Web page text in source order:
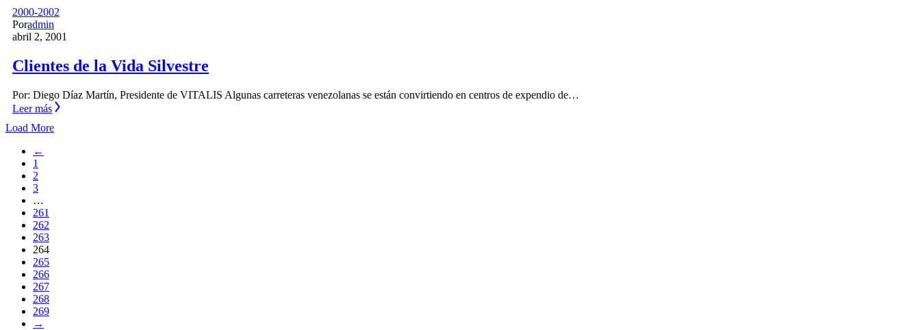
2000-2002
Poradmin
abril 2, 2001
Clientes de la Vida Silvestre
Por: Diego Díaz Martín, Presidente de VITALIS Algunas carreteras venezolanas se están convirtiendo en centros de expendio de…
Leer más
Load More
←
1
2
3
…
261
262
263
264
265
266
267
268
269
→